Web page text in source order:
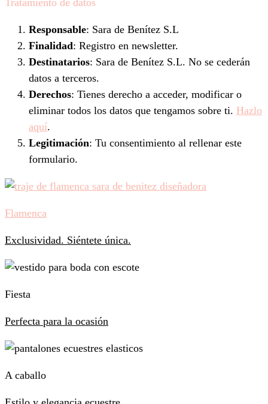
Responsable: Sara de Benítez S.L
Finalidad: Registro en newsletter.
Destinatarios: Sara de Benítez S.L. No se cederán
datos a terceros.
Derechos: Tienes derecho a acceder, modificar o
eliminar todos los datos que tengamos sobre ti. Hazlo
aquí.
Legitimación: Tu consentimiento al rellenar este
formulario.
Flamenca
Exclusividad. Siéntete única.
Fiesta
Perfecta para la ocasión
A caballo